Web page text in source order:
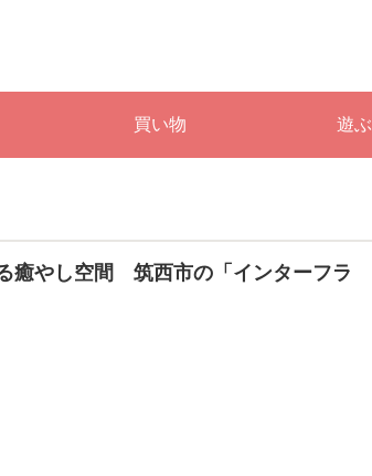
買い物 遊ぶ
癒やし空間 筑西市の「インターフラ